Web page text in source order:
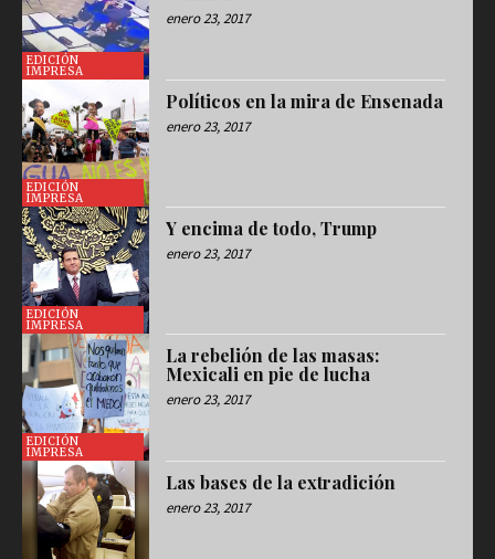
EDICIÓN
IMPRESA
enero 23, 2017
EDICIÓN
IMPRESA
Políticos en la mira de Ensenada
enero 23, 2017
EDICIÓN
IMPRESA
Y encima de todo, Trump
enero 23, 2017
EDICIÓN
IMPRESA
La rebelión de las masas:
Mexicali en pie de lucha
enero 23, 2017
Las bases de la extradición
enero 23, 2017